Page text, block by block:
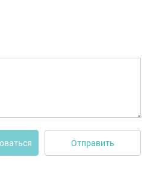
Отправить